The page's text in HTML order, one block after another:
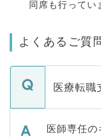
同席も行ってい
よくあるご質
医療転職
医師専任